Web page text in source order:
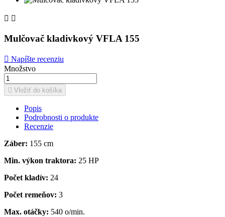
 
Mulčovač kladivkový VFLA 155
 Napíšte recenziu
Množstvo
 Vložiť do košíka
Popis
Podrobnosti o produkte
Recenzie
Záber: 155 cm
Min. výkon traktora: 25 HP
Počet kladív: 24
Počet remeňov: 3
Max. otáčky: 540 o/min.